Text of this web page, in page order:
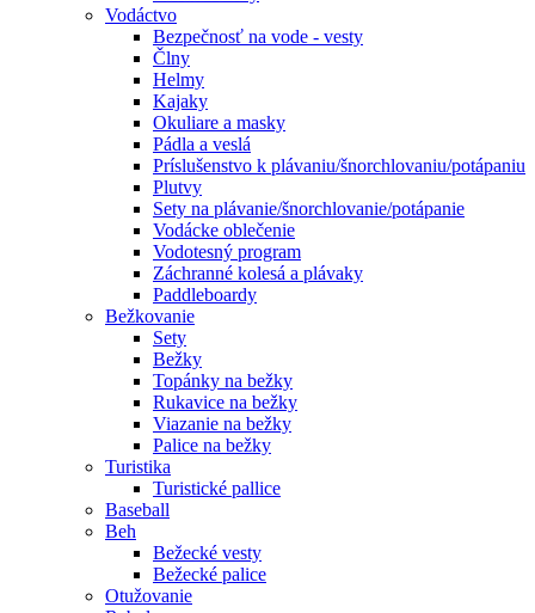
Vodáctvo
Bezpečnosť na vode - vesty
Člny
Helmy
Kajaky
Okuliare a masky
Pádla a veslá
Príslušenstvo k plávaniu/šnorchlovaniu/potápaniu
Plutvy
Sety na plávanie/šnorchlovanie/potápanie
Vodácke oblečenie
Vodotesný program
Záchranné kolesá a plávaky
Paddleboardy
Bežkovanie
Sety
Bežky
Topánky na bežky
Rukavice na bežky
Viazanie na bežky
Palice na bežky
Turistika
Turistické pallice
Baseball
Beh
Bežecké vesty
Bežecké palice
Otužovanie